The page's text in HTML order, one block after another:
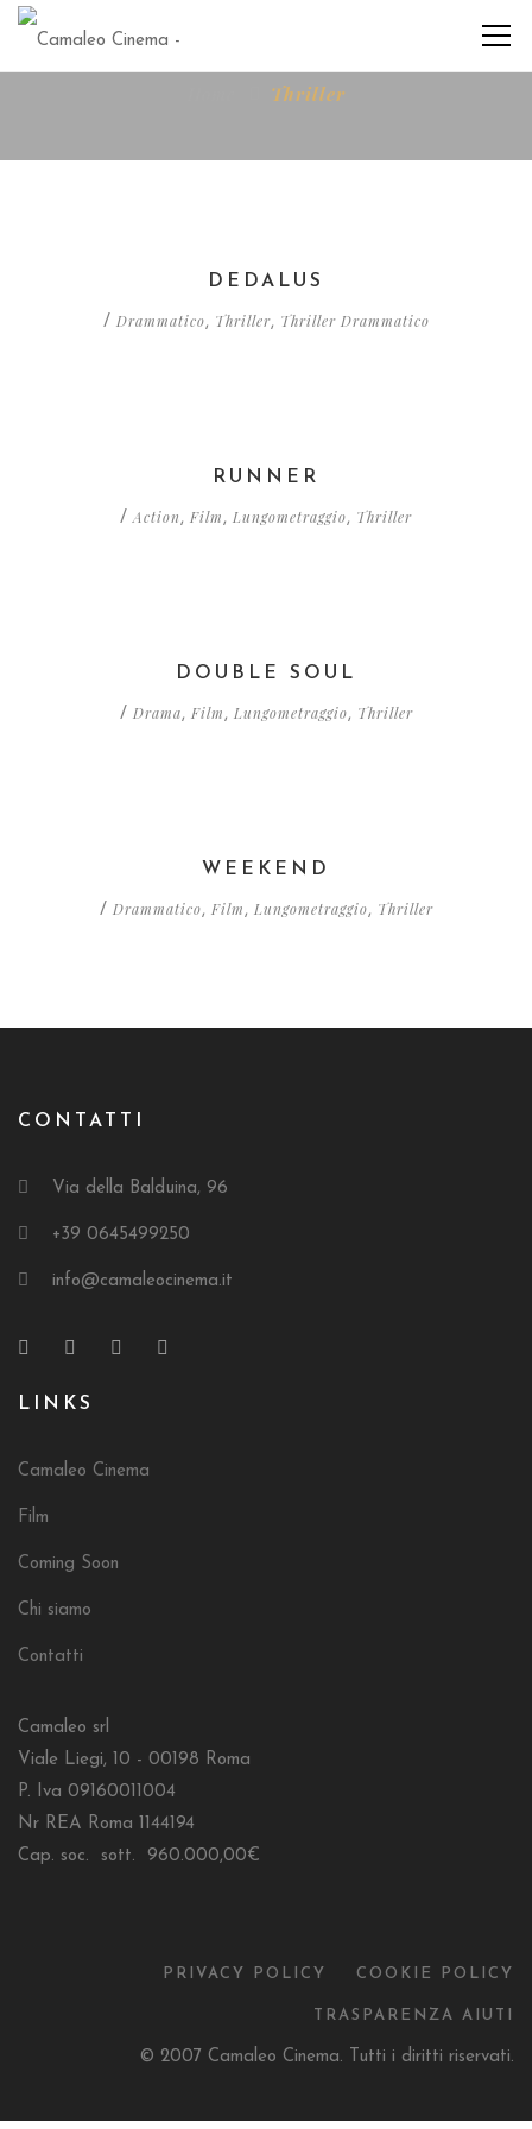
Thriller
DEDALUS
/ Drammatico, Thriller, Thriller Drammatico
RUNNER
/Action , Film , Lungometraggio, Thriller
DOUBLE SOUL
/ Drama, Film , Lungometraggio, Thriller
WEEKEND
/ Drammatico, Film , Lungometraggio, Thriller
CONTATTI
Via della Balduina, 96
+39 0645499250
info@camaleocinema.it
LINKS
Camaleo Cinema
Film
Coming Soon
Chi siamo
Contatti
Camaleo srl
Viale Liegi, 10 - 00198 Roma
P. Iva 09160011004
Nr REA Roma 1144194
Cap. soc. sott. 960.000,00€
PRIVACY POLICY COOKIE POLICY
TRASPARENZA AIUTI
© 2007 Camaleo Cinema. Tutti i diritti riservati.